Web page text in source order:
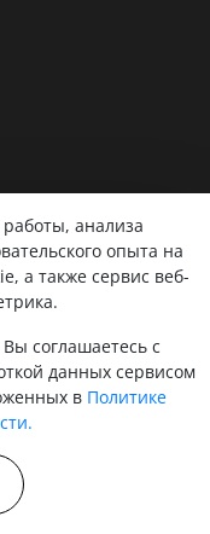
данных
анализа
опыта на
а также сервис веб-
соглашаетесь с
данных сервисом
в Политике